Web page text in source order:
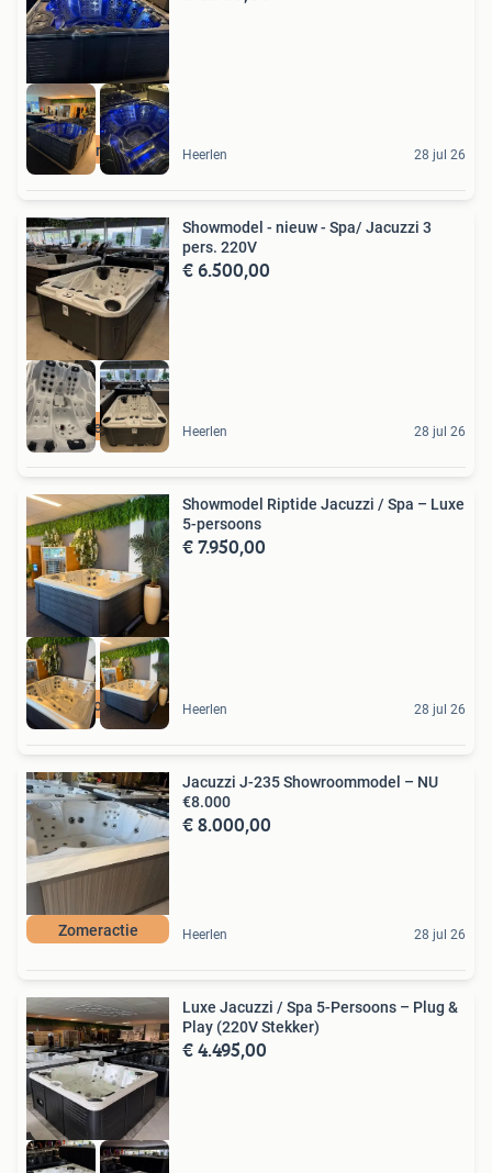
Super Deal Heerlen 28 jul 26
ACTIE weg ermee
Showmodel - nieuw - Spa/ Jacuzzi 3
pers. 220V
€ 6.500,00
Heerlen 28 jul 26
Nieuwmodel Riptide
Showmodel Riptide Jacuzzi / Spa – Luxe
5-persoons
€ 7.950,00
Heerlen 28 jul 26
Zomeractie
Jacuzzi J-235 Showroommodel – NU
€8.000
€ 8.000,00
Heerlen 28 jul 26
Luxe Jacuzzi / Spa 5-Persoons – Plug &
Play (220V Stekker)
€ 4.495,00